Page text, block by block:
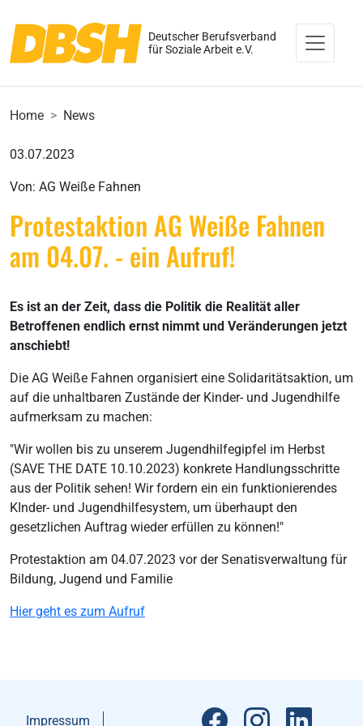
Deutscher Berufsverband
für Soziale Arbeit e.V.
Home News
03.07.2023
Von: AG Weiße Fahnen
Protestaktion AG Weiße Fahnen
am 04.07. - ein Aufruf!
Es ist an der Zeit, dass die Politik die Realität aller
Betroffenen endlich ernst nimmt und Veränderungen jetzt
anschiebt!
Die AG Weiße Fahnen organisiert eine Solidaritätsaktion, um
auf die unhaltbaren Zustände der Kinder- und Jugendhilfe
aufmerksam zu machen:
"Wir wollen bis zu unserem Jugendhilfegipfel im Herbst
(SAVE THE DATE 10.10.2023) konkrete Handlungsschritte
aus der Politik sehen! Wir fordern ein ein funktionierendes
KInder- und Jugendhilfesystem, um überhaupt den
gesetzlichen Auftrag wieder erfüllen zu können!"
Protestaktion am 04.07.2023 vor der Senatisverwaltung für
Bildung, Jugend und Familie
Hier geht es zum Aufruf
Impressum